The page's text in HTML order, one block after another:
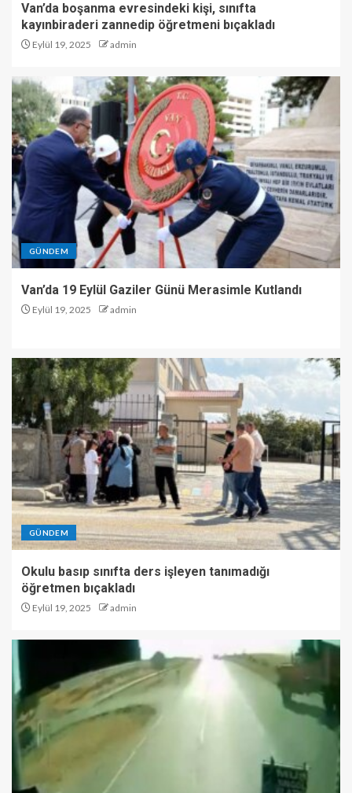
Van’da boşanma evresindeki kişi, sınıfta
kayınbiraderi zannedip öğretmeni bıçakladı
Eylül 19, 2025 admin
GÜNDEM
Van’da 19 Eylül Gaziler Günü Merasimle Kutlandı
Eylül 19, 2025 admin
GÜNDEM
Okulu basıp sınıfta ders işleyen tanımadığı
öğretmen bıçakladı
Eylül 19, 2025 admin